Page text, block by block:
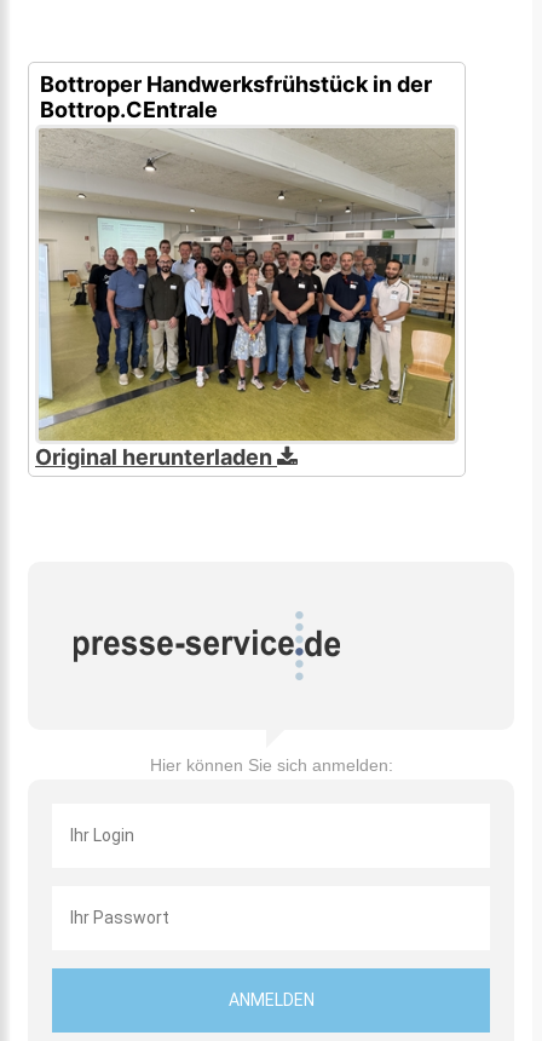
Bottroper Handwerksfrühstück in der
Bottrop.CEntrale
Original herunterladen
Hier können Sie sich anmelden: